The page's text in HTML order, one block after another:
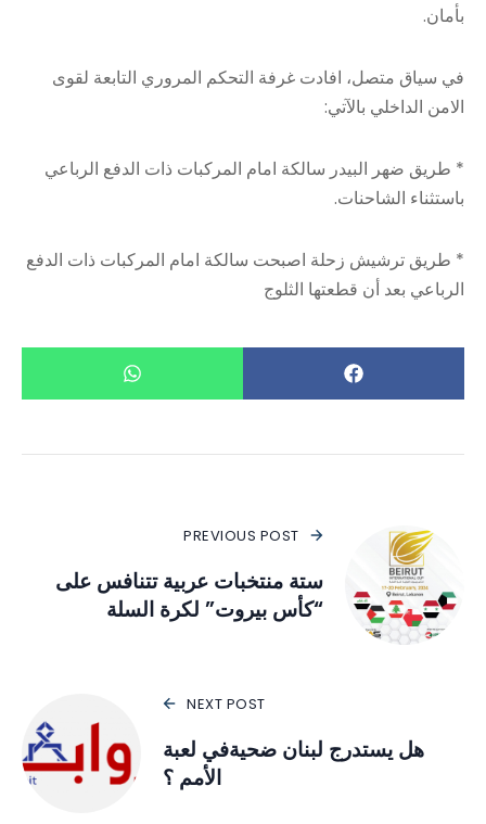
بأمان.
في سياق متصل، افادت غرفة التحكم المروري التابعة لقوى
الامن الداخلي بالآتي:
* طريق ضهر البيدر سالكة امام المركبات ذات الدفع الرباعي
باستثناء الشاحنات.
* طريق ترشيش زحلة اصبحت سالكة امام المركبات ذات الدفع
الرباعي بعد أن قطعتها الثلوج
PREVIOUS POST
ستة منتخبات عربية تتنافس على
“كأس بيروت” لكرة السلة
NEXT POST
هل يستدرج لبنان ضحيةفي لعبة
الأمم ؟